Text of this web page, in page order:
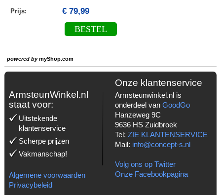
Prijs: € 79,99
BESTEL
powered bymyShop.com
ArmsteunWinkel.nl
staat voor:
Uitstekende
klantenservice
Scherpe prijzen
Vakmanschap!
Algemene voorwaarden
Privacybeleid
Onze klantenservice
Armsteunwinkel.nl is
onderdeel van GoodGo
Hanzeweg 9C
9636 HS Zuidbroek
Tel: ZIE KLANTENSERVICE
Mail: info@concept-s.nl
Volg ons op Twitter
Onze Facebookpagina